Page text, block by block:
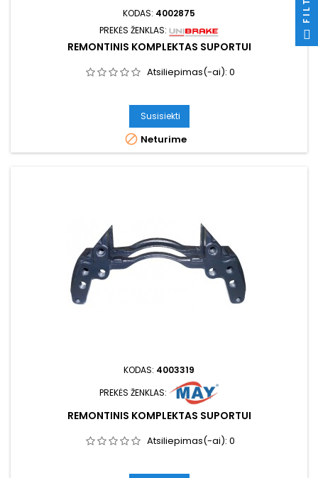
KODAS: 4002875
PREKĖS ŽENKLAS:
REMONTINIS KOMPLEKTAS SUPORTUI
Atsiliepimas(-ai): 0
Susisiekti
 Neturime
KODAS: 4003319
PREKĖS ŽENKLAS:
REMONTINIS KOMPLEKTAS SUPORTUI
Atsiliepimas(-ai): 0